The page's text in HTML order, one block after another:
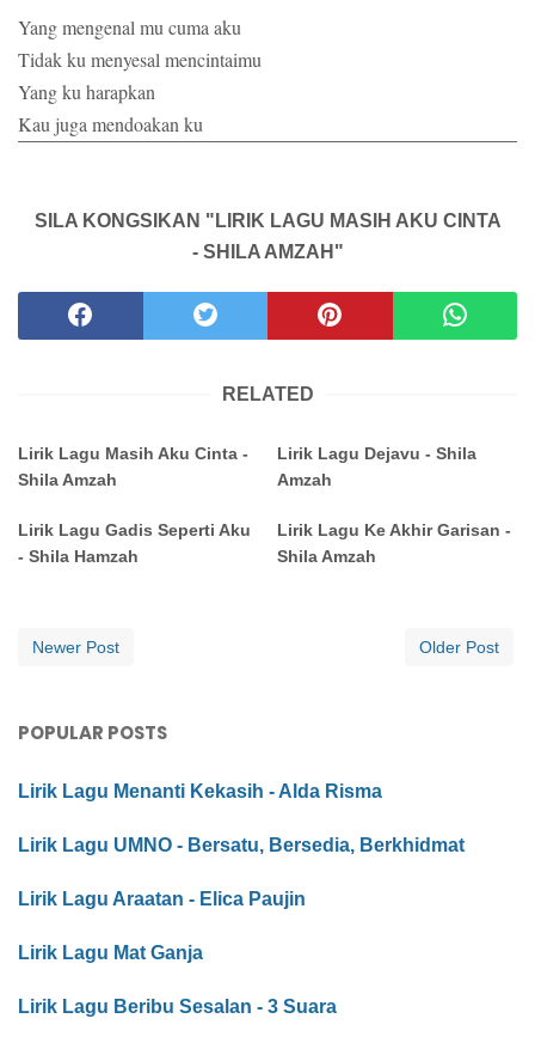
Yang mengenal mu cuma aku
Tidak ku menyesal mencintaimu
Yang ku harapkan
Kau juga mendoakan ku
SILA KONGSIKAN "LIRIK LAGU MASIH AKU CINTA
- SHILA AMZAH"
RELATED
Lirik Lagu Masih Aku Cinta -
Shila Amzah
Lirik Lagu Dejavu - Shila
Amzah
Lirik Lagu Gadis Seperti Aku
- Shila Hamzah
Lirik Lagu Ke Akhir Garisan -
Shila Amzah
Newer Post Older Post
POPULAR POSTS
Lirik Lagu Menanti Kekasih - Alda Risma
Lirik Lagu UMNO - Bersatu, Bersedia, Berkhidmat
Lirik Lagu Araatan - Elica Paujin
Lirik Lagu Mat Ganja
Lirik Lagu Beribu Sesalan - 3 Suara